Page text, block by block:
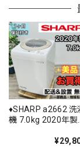
♦️SHARP a2662 洗
機 7.0kg 2020年製